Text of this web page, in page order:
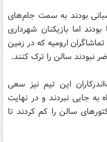
بودند به سمت جام‌های
اما بازیکنان شهرداری
ارومیه که در زمین
نبودند سالن را ترک کنند.
این تیم نیز سعی
به جایی نبردند و در نهایت
سالن را کم کردند تا